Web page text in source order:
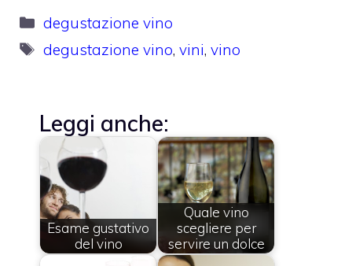
Categorie
degustazione vino
Tag
degustazione vino,vini,vino
Leggi anche:
Esame gustativo
del vino
Quale vino
scegliere per
servire un dolce